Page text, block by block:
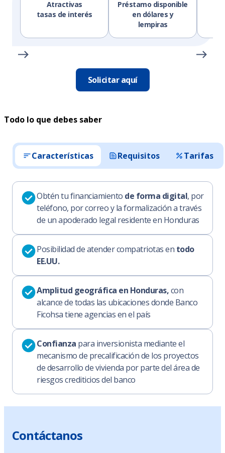
Atractivas
tasas de interés
Préstamo disponible
en dólares y
lempiras
Solicitar aquí
Todo lo que debes saber
Características Requisitos Tarifas
Obtén tu financiamiento de forma digital, por
teléfono, por correo y la formalización a través
de un apoderado legal residente en Honduras
Posibilidad de atender compatriotas en todo
EE.UU.
Amplitud geográfica en Honduras,con
alcance de todas las ubicaciones donde Banco
Ficohsa tiene agencias en el país
Confianza para inversionista mediante el
mecanismo de precalificación de los proyectos
de desarrollo de vivienda por parte del área de
riesgos crediticios del banco
Contáctanos